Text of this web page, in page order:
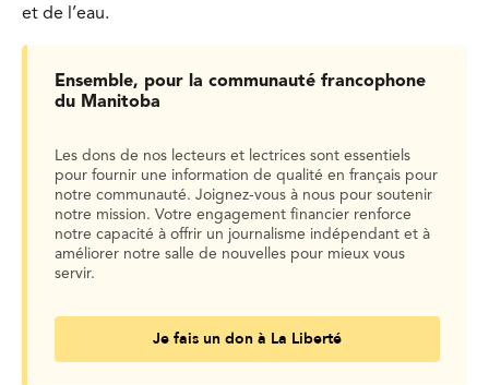
et de l’eau.
Ensemble, pour la communauté francophone
du Manitoba
Les dons de nos lecteurs et lectrices sont essentiels
pour fournir une information de qualité en français pour
notre communauté. Joignez-vous à nous pour soutenir
notre mission. Votre engagement financier renforce
notre capacité à offrir un journalisme indépendant et à
améliorer notre salle de nouvelles pour mieux vous
servir.
Je fais un don à La Liberté